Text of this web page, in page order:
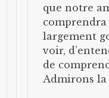
que notre
largement
voir,
de
Admirons la